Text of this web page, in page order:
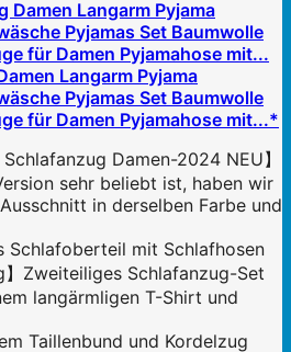
Langarm Pyjama
Pyjamas Set Baumwolle
für Damen Pyjamahose mit...*
Schlafanzug Damen-2024 NEU】
sehr beliebt ist, haben wir
in derselben Farbe und
Schlafoberteil mit Schlafhosen
Zweiteiliges Schlafanzug-Set
langärmligen T-Shirt und
Taillenbund und Kordelzug